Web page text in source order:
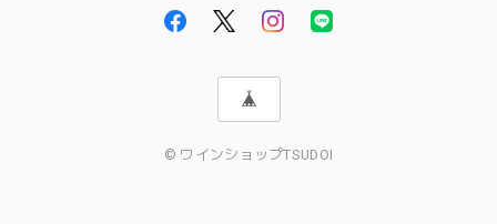
© ワインショップTSUDOI